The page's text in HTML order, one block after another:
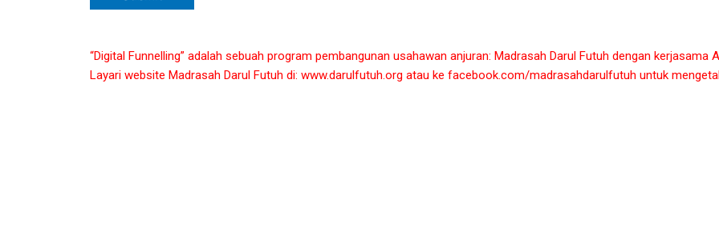
“Digital Funnelling” adalah sebuah program pembangunan usahawan anjuran: Madrasah Darul Futuh dengan kerjasama
Layari website Madrasah Darul Futuh di: www.darulfutuh.org atau ke facebook.com/madrasahdarulfutuh untuk